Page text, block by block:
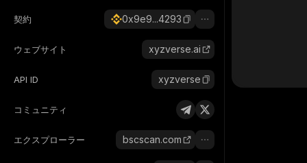
契約 0x9e9...4293
ウェブサイト xyzverse.ai
API ID xyzverse
コミュニティ
エクスプローラー bscscan.com